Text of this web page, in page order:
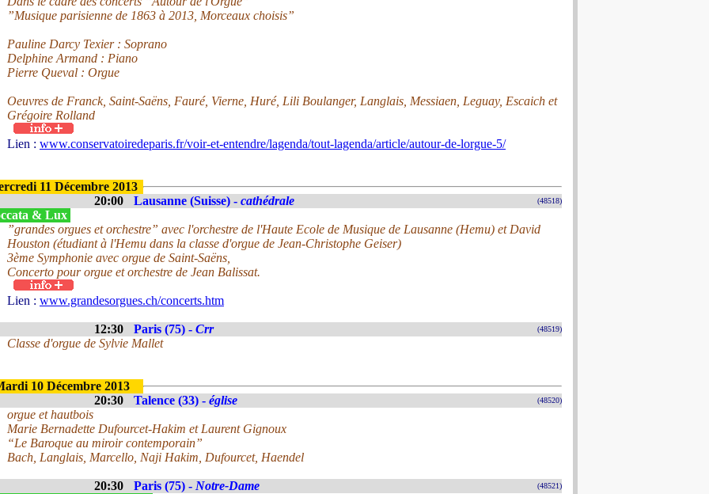
”Musique parisienne de 1863 à 2013, Morceaux choisis”
Pauline Darcy Texier : Soprano
Delphine Armand : Piano
Pierre Queval : Orgue
Oeuvres de Franck, Saint-Saëns, Fauré, Vierne, Huré, Lili Boulanger, Langlais, Messiaen, Leguay, Escaich et
Grégoire Rolland
Lien : www.conservatoiredeparis.fr/voir-et-entendre/lagenda/tout-lagenda/article/autour-de-lorgue-5/
11 Décembre 2013
20:00
Lausanne (Suisse) - cathédrale (48518)
& Lux
”grandes orgues et orchestre” avec l'orchestre de l'Haute Ecole de Musique de Lausanne (Hemu) et David
Houston (étudiant à l'Hemu dans la classe d'orgue de Jean-Christophe Geiser)
3ème Symphonie avec orgue de Saint-Saëns,
Concerto pour orgue et orchestre de Jean Balissat.
Lien : www.grandesorgues.ch/concerts.htm
12:30 Paris (75) - Crr (48519)
Classe d'orgue de Sylvie Mallet
10 Décembre 2013
20:30
Talence (33) - église (48520)
orgue et hautbois
Marie Bernadette Dufourcet-Hakim et Laurent Gignoux
“Le Baroque au miroir contemporain”
Bach, Langlais, Marcello, Naji Hakim, Dufourcet, Haendel
20:30 Paris (75) - Notre-Dame (48521)